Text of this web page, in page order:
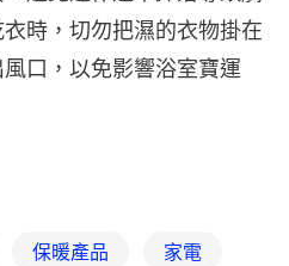
時，切勿把濕的衣物掛在
口，以免影響浴室寶運
保暖產品 家電